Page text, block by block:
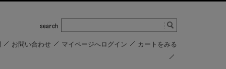
お問い合わせ マイページへログイン カートをみる